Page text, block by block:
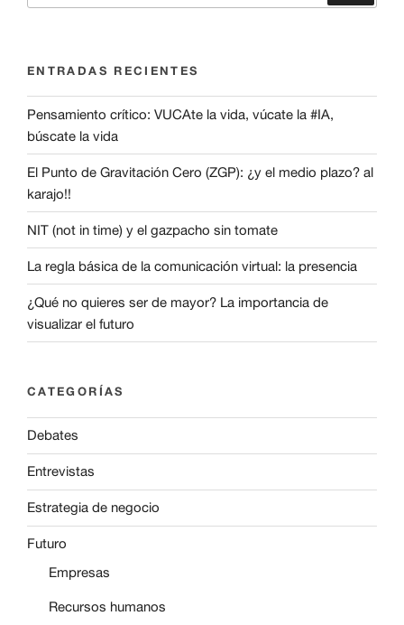
ENTRADAS RECIENTES
Pensamiento crítico: VUCAte la vida, vúcate la #IA,
búscate la vida
El Punto de Gravitación Cero (ZGP): ¿y el medio plazo? al
karajo!!
NIT (not in time) y el gazpacho sin tomate
La regla básica de la comunicación virtual: la presencia
¿Qué no quieres ser de mayor? La importancia de
visualizar el futuro
CATEGORÍAS
Debates
Entrevistas
Estrategia de negocio
Futuro
Empresas
Recursos humanos